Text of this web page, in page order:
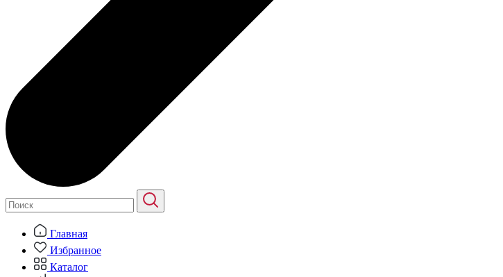
Главная
Избранное
Каталог